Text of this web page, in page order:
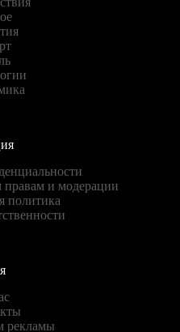
правам и модерации
политика
рекламы